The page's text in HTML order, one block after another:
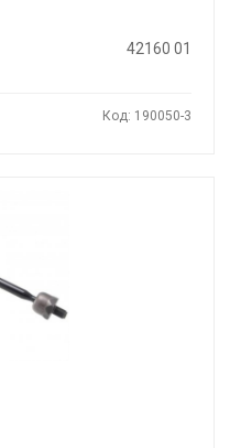
42160 01
Код: 190050-3